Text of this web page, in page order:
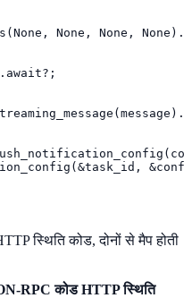
None, None,
स्थिति कोड, दोनों से मैप होती
RPC कोड HTTP स्थिति